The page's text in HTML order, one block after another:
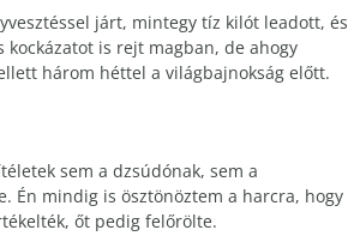
járt, mintegy tíz kilót leadott, és
is rejt magban, de ahogy
három héttel a világbajnokság előtt.
sem a dzsúdónak, sem a
Én mindig is ösztönöztem a harcra, hogy
őt pedig felőrölte.